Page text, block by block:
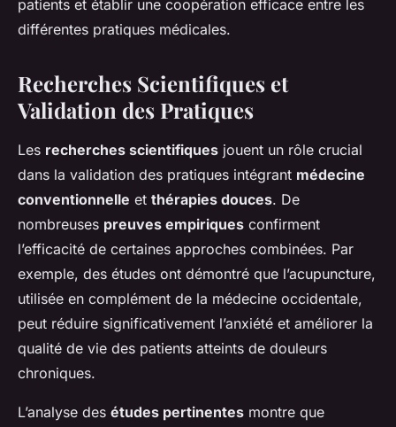
patients et établir une coopération efficace entre les
différentes pratiques médicales.
Recherches Scientifiques et
Validation des Pratiques
Les recherches scientifiques jouent un rôle crucial
dans la validation des pratiques intégrant médecine
conventionnelle et thérapies douces. De
nombreuses preuves empiriques confirment
l’efficacité de certaines approches combinées. Par
exemple, des études ont démontré que l’acupuncture,
utilisée en complément de la médecine occidentale,
peut réduire significativement l’anxiété et améliorer la
qualité de vie des patients atteints de douleurs
chroniques.
L’analyse des études pertinentes montre que